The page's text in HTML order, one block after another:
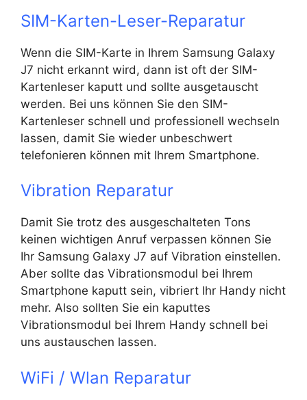
SIM-Karten-Leser-Reparatur
Wenn die SIM-Karte in Ihrem Samsung Galaxy
J7 nicht erkannt wird, dann ist oft der SIM-
Kartenleser kaputt und sollte ausgetauscht
werden. Bei uns können Sie den SIM-
Kartenleser schnell und professionell wechseln
lassen, damit Sie wieder unbeschwert
telefonieren können mit Ihrem Smartphone.
Vibration Reparatur
Damit Sie trotz des ausgeschalteten Tons
keinen wichtigen Anruf verpassen können Sie
Ihr Samsung Galaxy J7 auf Vibration einstellen.
Aber sollte das Vibrationsmodul bei Ihrem
Smartphone kaputt sein, vibriert Ihr Handy nicht
mehr. Also sollten Sie ein kaputtes
Vibrationsmodul bei Ihrem Handy schnell bei
uns austauschen lassen.
WiFi / Wlan Reparatur